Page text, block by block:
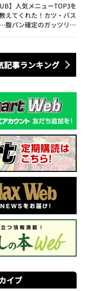
】人気メニューTOP3を
えてくれた！カツ・パス
腹パン確定のガッツリ飯
事ランキング
イブ